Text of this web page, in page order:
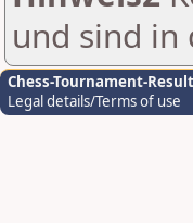
und sind in
Chess-Tournament-
Legal details/Terms of use